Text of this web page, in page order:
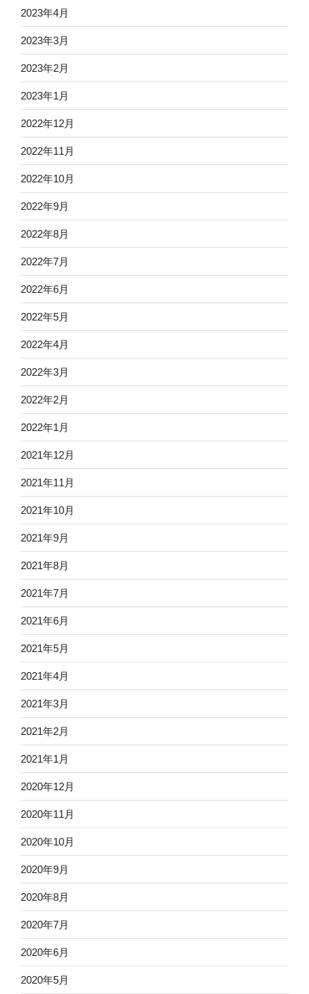
2023年4月
2023年3月
2023年2月
2023年1月
2022年12月
2022年11月
2022年10月
2022年9月
2022年8月
2022年7月
2022年6月
2022年5月
2022年4月
2022年3月
2022年2月
2022年1月
2021年12月
2021年11月
2021年10月
2021年9月
2021年8月
2021年7月
2021年6月
2021年5月
2021年4月
2021年3月
2021年2月
2021年1月
2020年12月
2020年11月
2020年10月
2020年9月
2020年8月
2020年7月
2020年6月
2020年5月